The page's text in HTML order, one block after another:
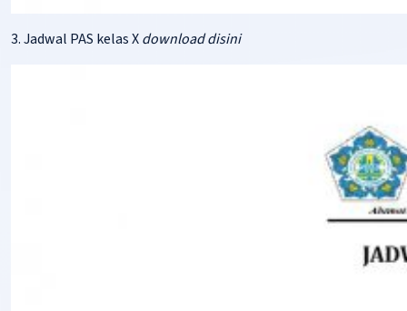
3. Jadwal PAS kelas Xdownload disini